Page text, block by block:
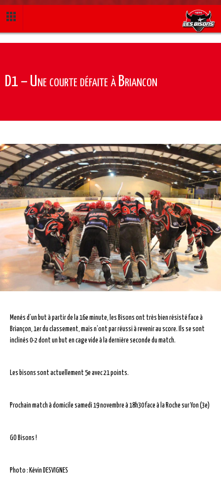
D1 – Une courte défaite à Briancon
Menés d’un but à partir de la 16e minute, les Bisons ont très bien résisté face à
Briançon, 1er du classement, mais n’ont par réussi à revenir au score. Ils se sont
inclinés 0-2 dont un but en cage vide à la dernière seconde du match.
Les bisons sont actuellement 5e avec 21 points.
Prochain match à domicile samedi 19 novembre à 18h30 face à la Roche sur Yon (3e)
GO Bisons !
Photo : Kévin DESVIGNES